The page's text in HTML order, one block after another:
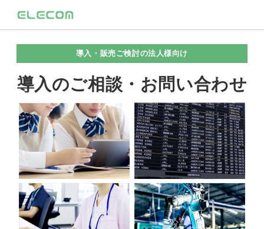
導入・販売ご検討の法人様向け
導入のご相談・お問い合わせ